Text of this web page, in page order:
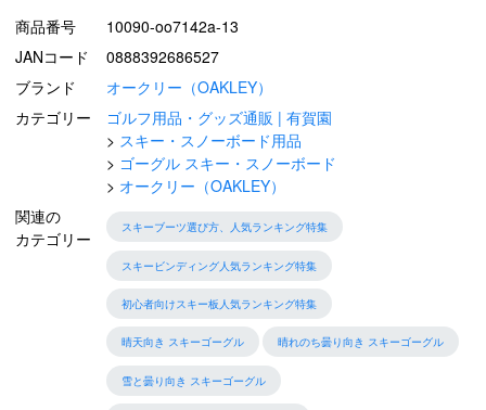
商品番号
10090-oo7142a-13
JANコード
0888392686527
ブランド
オークリー（OAKLEY）
カテゴリー
ゴルフ用品・グッズ通販 | 有賀園
スキー・スノーボード用品
ゴーグル スキー・スノーボード
オークリー（OAKLEY）
関連の
カテゴリー
スキーブーツ選び方、人気ランキング特集
スキービンディング人気ランキング特集
初心者向けスキー板人気ランキング特集
晴天向き スキーゴーグル 晴れのち曇り向き スキーゴーグル
雪と曇り向き スキーゴーグル